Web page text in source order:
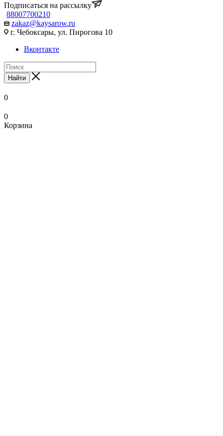
Подписаться на рассылку
88007700210
zakaz@kaysarow.ru
г. Чебоксары, ул. Пирогова 10
Вконтакте
Найти
0
0
Корзина